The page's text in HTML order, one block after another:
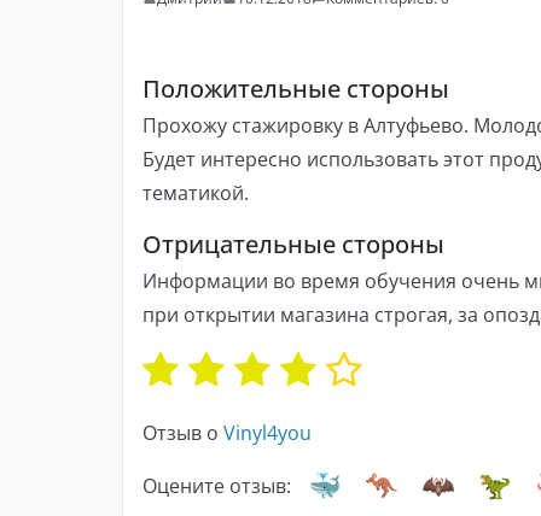
Положительные стороны
Прохожу стажировку в Алтуфьево.
Будет интересно использовать этот
тематикой.
Отрицательные стороны
Информации во время обучения очень
при открытии магазина строгая, за
Отзыв о Vinyl4you
Оцените отзыв: